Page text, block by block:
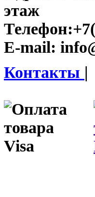
этаж
Телефон:
E-mail:
Контакты |